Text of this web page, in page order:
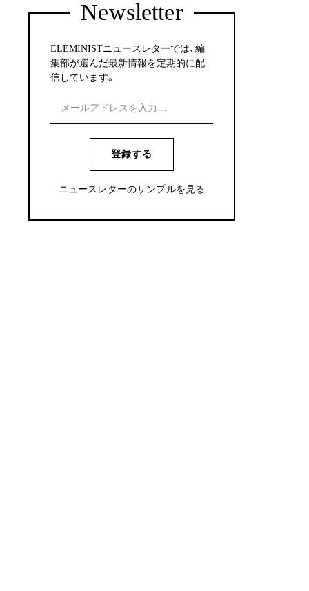
Newsletter
ELEMINISTニュースレターでは、編
集部が選んだ最新情報を定期的に配
信しています。
登録する
ニュースレターのサンプルを見る